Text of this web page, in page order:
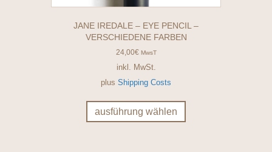
JANE IREDALE – EYE PENCIL –
VERSCHIEDENE FARBEN
24,00€ MwsT
inkl. MwSt.
plus Shipping Costs
ausführung wählen
weist